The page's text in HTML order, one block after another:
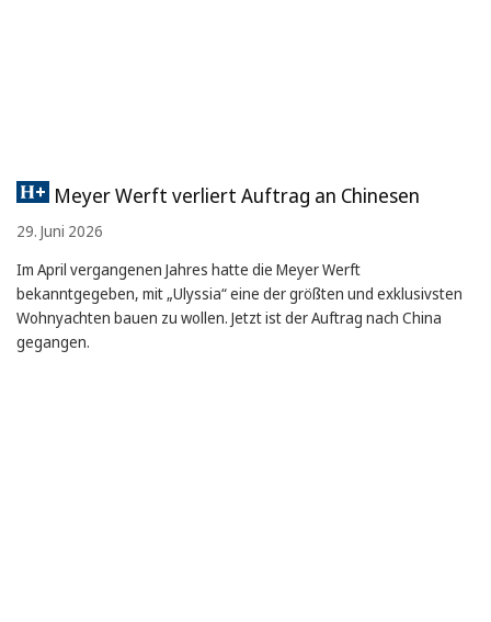
Meyer Werft verliert Auftrag an Chinesen
29. Juni 2026
Im April vergangenen Jahres hatte die Meyer Werft
bekanntgegeben, mit „Ulyssia“ eine der größten und exklusivsten
Wohnyachten bauen zu wollen. Jetzt ist der Auftrag nach China
gegangen.